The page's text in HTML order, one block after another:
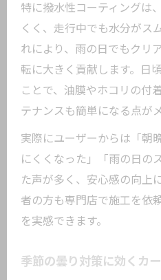
特に撥水性コーティングは
くく、走行中でも水分がス
れにより、雨の日でもクリ
転に大きく貢献します。日
ことで、油膜やホコリの付
テナンスも簡単になる点が
実際にユーザーからは「朝
にくくなった」「雨の日の
た声が多く、安心感の向上
者の方も専門店で施工を依
を実感できます。
季節の曇り対策に効くカ